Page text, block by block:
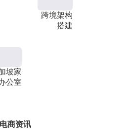
跨境架构
搭建
坡家
公室
商资讯